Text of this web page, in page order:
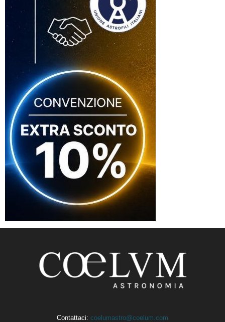
Contattaci: coelumastro@coelum.com